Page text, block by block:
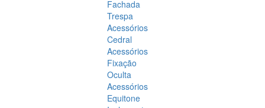
Fachada
Trespa
Acessórios
Cedral
Acessórios
Fixação
Oculta
Acessórios
Equitone